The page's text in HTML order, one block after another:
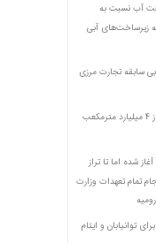
آب نسبت به
زیرساخت‌های آبی
۳ رکورد بی سابقه تجارت مرزی
دریاچه ارومیه بیش از ۴ میلیارد مترمکعب
شده اما تا تراز
تمام تعهدات وزارت
توانیابان و ایتام